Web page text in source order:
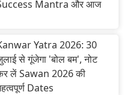
Mantra और आज
Yatra 2026: 30
से गूंजेगा 'बोल बम', नोट
लें Sawan 2026 की
Dates